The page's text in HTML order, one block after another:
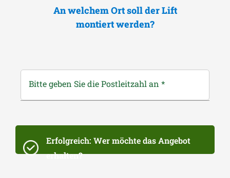
An welchem Ort soll der Lift
montiert werden?
Bitte geben Sie die Postleitzahl an *
Erfolgreich: Wer möchte das Angebot
erhalten?